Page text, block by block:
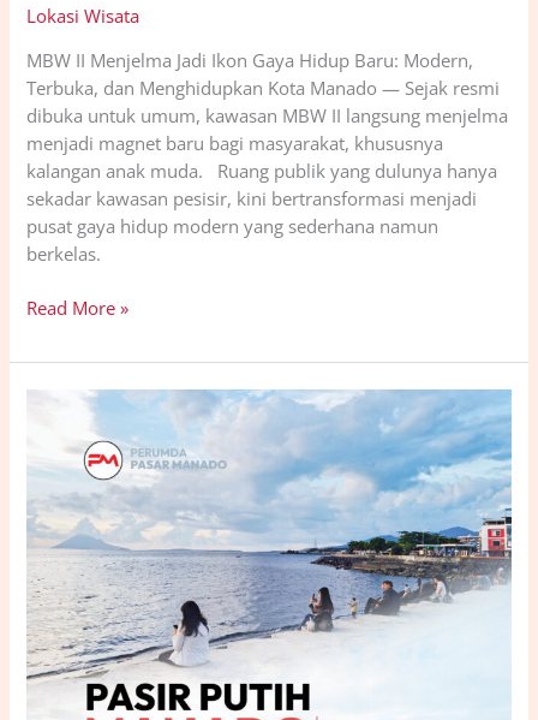
Lokasi Wisata
MBW II Menjelma Jadi Ikon Gaya Hidup Baru: Modern,
Terbuka, dan Menghidupkan Kota Manado — Sejak resmi
dibuka untuk umum, kawasan MBW II langsung menjelma
menjadi magnet baru bagi masyarakat, khususnya
kalangan anak muda. Ruang publik yang dulunya hanya
sekadar kawasan pesisir, kini bertransformasi menjadi
pusat gaya hidup modern yang sederhana namun
berkelas.
Read More »
Favorit
Menyelenggarakan
Berbagai
Event
outdoor
serta
Spot
Menikmati